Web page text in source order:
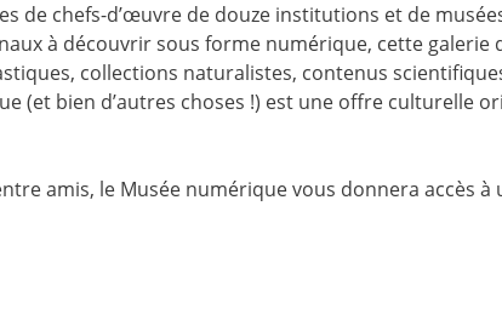
de chefs-d’œuvre de douze institutions et de
à découvrir sous forme numérique, cette galerie
collections naturalistes, contenus
(et bien d’autres choses !) est une offre culturelle
amis, le Musée numérique vous donnera accès à